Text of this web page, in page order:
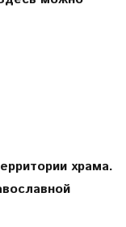
храма.